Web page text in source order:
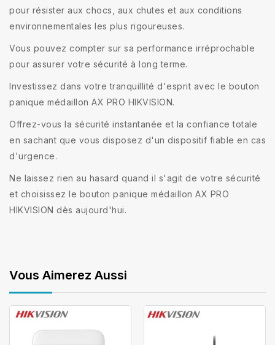
pour résister aux chocs, aux chutes et aux conditions
environnementales les plus rigoureuses.
Vous pouvez compter sur sa performance irréprochable
pour assurer votre sécurité à long terme.
Investissez dans votre tranquillité d'esprit avec le bouton
panique médaillon AX PRO HIKVISION.
Offrez-vous la sécurité instantanée et la confiance totale
en sachant que vous disposez d'un dispositif fiable en cas
d'urgence.
Ne laissez rien au hasard quand il s'agit de votre sécurité
et choisissez le bouton panique médaillon AX PRO
HIKVISION dès aujourd'hui.
Vous Aimerez Aussi